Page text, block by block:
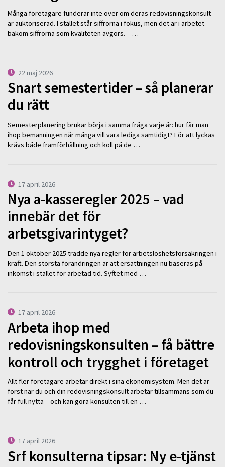
Många företagare funderar inte över om deras redovisningskonsult
är auktoriserad. I stället står siffrorna i fokus, men det är i arbetet
bakom siffrorna som kvaliteten avgörs. – …
22 maj 2026
Snart semestertider – så planerar
du rätt
Semesterplanering brukar börja i samma fråga varje år: hur får man
ihop bemanningen när många vill vara lediga samtidigt? För att lyckas
krävs både framförhållning och koll på de …
17 april 2026
Nya a-kasseregler 2025 – vad
innebär det för
arbetsgivarintyget?
Den 1 oktober 2025 trädde nya regler för arbetslöshetsförsäkringen i
kraft. Den största förändringen är att ersättningen nu baseras på
inkomst i stället för arbetad tid. Syftet med …
17 april 2026
Arbeta ihop med
redovisningskonsulten – få bättre
kontroll och trygghet i företaget
Allt fler företagare arbetar direkt i sina ekonomisystem. Men det är
först när du och din redovisningskonsult arbetar tillsammans som du
får full nytta – och kan göra konsulten till en …
17 april 2026
Srf konsulterna tipsar: Ny e-tjänst